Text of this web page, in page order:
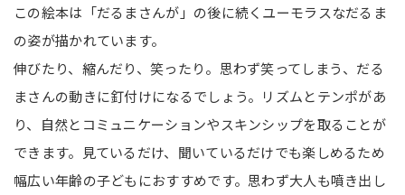
この絵本は「だるまさんが」の後に続くユーモラスなだるま
の姿が描かれています。
伸びたり、縮んだり、笑ったり。思わず笑ってしまう、だる
まさんの動きに釘付けになるでしょう。リズムとテンポがあ
り、自然とコミュニケーションやスキンシップを取ることが
できます。見ているだけ、聞いているだけでも楽しめるため
幅広い年齢の子どもにおすすめです。思わず大人も噴き出し